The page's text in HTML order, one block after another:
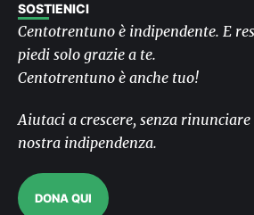
SOSTIENICI
Centotrentuno è indipendente. E
piedi solo grazie a te.
Centotrentuno è anche tuo!
Aiutaci a crescere, senza
nostra indipendenza.
DONA QUI